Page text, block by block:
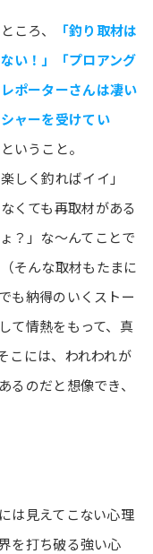
ころ、
「釣り取材は
い！」「プロアング
ポーターさんは凄い
ャーを受けてい
ということ。
楽しく釣ればイイ」
なくても再取材がある
？」な～んてことで
そんな取材もたまに
も納得のいくストー
て情熱をもって、真
こには、われわれが
のだと想像でき、
は見えてこない心理
を打ち破る強い心